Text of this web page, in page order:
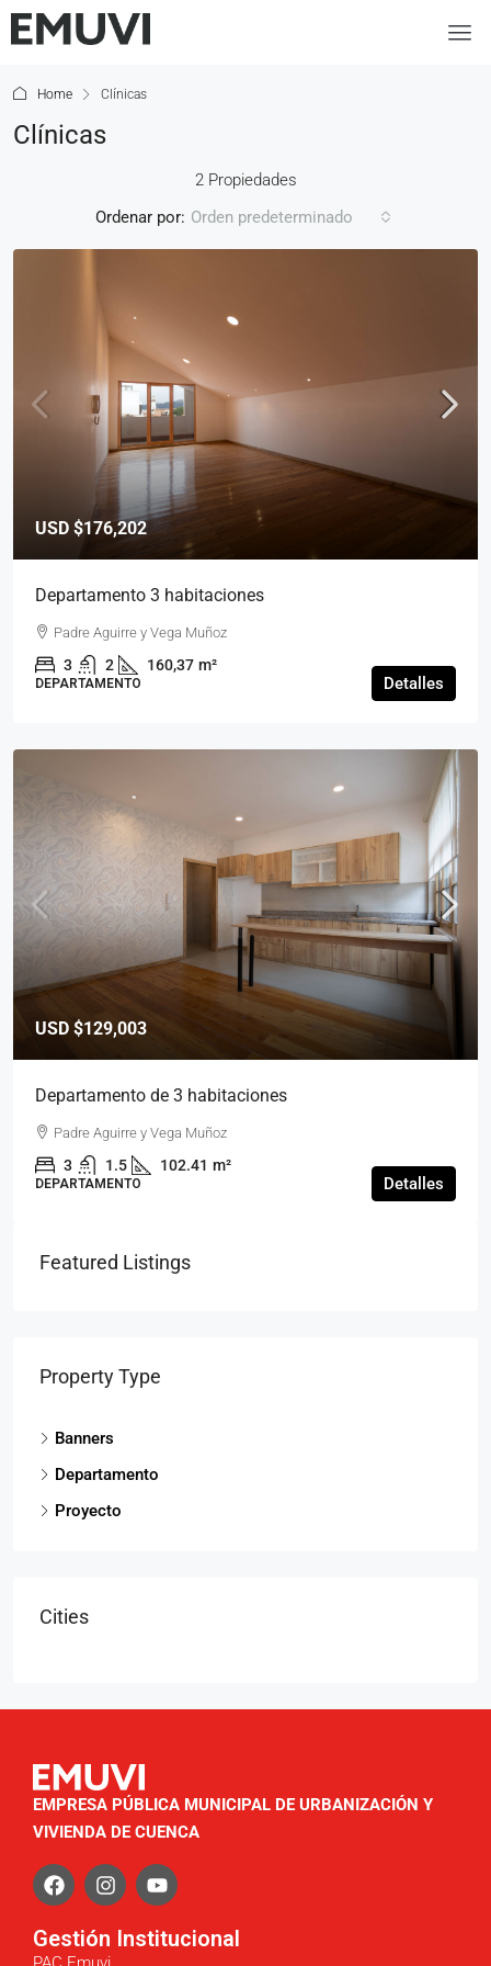
Home Clínicas
Clínicas
2 Propiedades
Ordenar por: Orden predeterminado
USD $176,202
Departamento 3 habitaciones
Padre Aguirre y Vega Muñoz
3 2 160,37 m²
DEPARTAMENTO Detalles
USD $129,003
Departamento de 3 habitaciones
Padre Aguirre y Vega Muñoz
3 1.5 102.41 m²
DEPARTAMENTO Detalles
Featured Listings
Property Type
Banners
Departamento
Proyecto
Cities
EMPRESA PÚBLICA MUNICIPAL DE URBANIZACIÓN Y
VIVIENDA DE CUENCA
Gestión Institucional